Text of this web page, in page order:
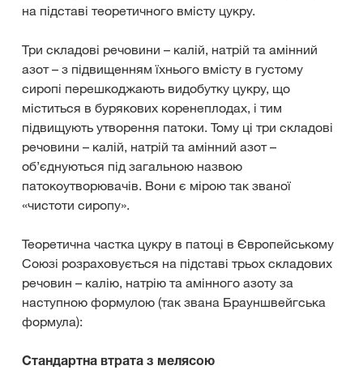
на підставі теоретичного вмісту цукру.
Три складові речовини – калій, натрій та амінний
азот – з підвищенням їхнього вмісту в густому
сиропі перешкоджають видобутку цукру, що
міститься в бурякових коренеплодах, і тим
підвищують утворення патоки. Тому ці три складові
речовини – калій, натрій та амінний азот –
об’єднуються під загальною назвою
патокоутворювачів. Вони є мірою так званої
«чистоти сиропу».
Теоретична частка цукру в патоці в Європейському
Союзі розраховується на підставі трьох складових
речовин – калію, натрію та амінного азоту за
наступною формулою (так звана Брауншвейгська
формула):
Стандартна втрата з мелясою